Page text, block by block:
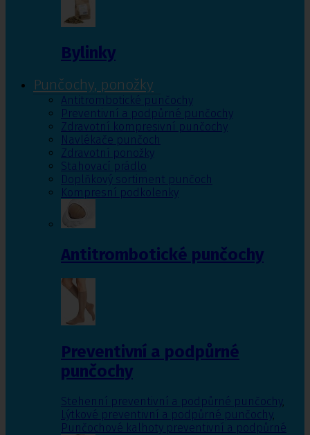
Bylinky
Punčochy, ponožky
Antitrombotické punčochy
Preventivní a podpůrné punčochy
Zdravotní kompresivní punčochy
Navlékače punčoch
Zdravotní ponožky
Stahovací prádlo
Doplňkový sortiment punčoch
Kompresní podkolenky
Antitrombotické punčochy
Preventivní a podpůrné
punčochy
Stehenní preventivní a podpůrné punčochy,
Lýtkové preventivní a podpůrné punčochy,
Punčochové kalhoty preventivní a podpůrné